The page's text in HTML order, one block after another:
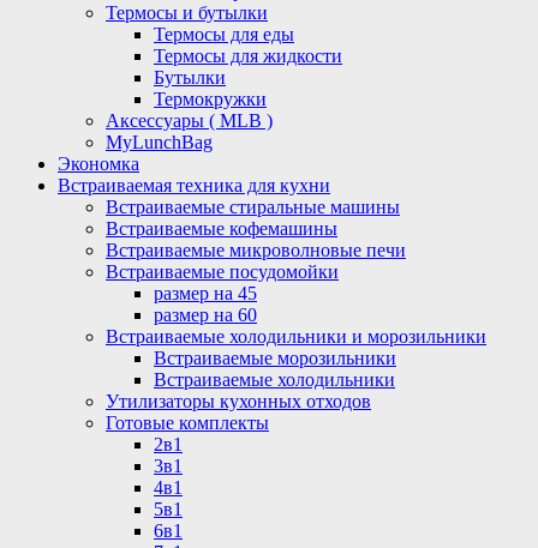
Термосы и бутылки
Термосы для еды
Термосы для жидкости
Бутылки
Термокружки
Аксессуары ( MLB )
MyLunchBag
Экономка
Встраиваемая техника для кухни
Встраиваемые стиральные машины
Встраиваемые кофемашины
Встраиваемые микроволновые печи
Встраиваемые посудомойки
размер на 45
размер на 60
Встраиваемые холодильники и морозильники
Встраиваемые морозильники
Встраиваемые холодильники
Утилизаторы кухонных отходов
Готовые комплекты
2в1
3в1
4в1
5в1
6в1